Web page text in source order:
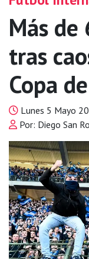
Más
tras
Copa
Lunes 5 Mayo
Por: Diego San